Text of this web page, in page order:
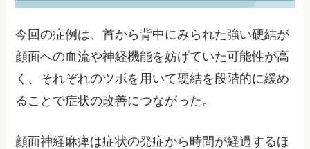
今回の症例は、首から背中にみられた強い硬結が
顔面への血流や神経機能を妨げていた可能性が高
く、それぞれのツボを用いて硬結を段階的に緩め
ることで症状の改善につながった。
顔面神経麻痺は症状の発症から時間が経過するほ